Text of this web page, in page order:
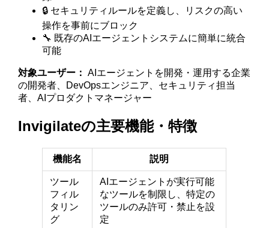
🔒 セキュリティルールを定義し、リスクの高い
操作を事前にブロック
🔧 既存のAIエージェントシステムに簡単に統合
可能
対象ユーザー： AIエージェントを開発・運用する企業
の開発者、DevOpsエンジニア、セキュリティ担当
者、AIプロダクトマネージャー
Invigilateの主要機能・特徴
機能名 説明
ツール
フィル
タリン
グ
AIエージェントが実行可能
なツールを制限し、特定の
ツールのみ許可・禁止を設
定